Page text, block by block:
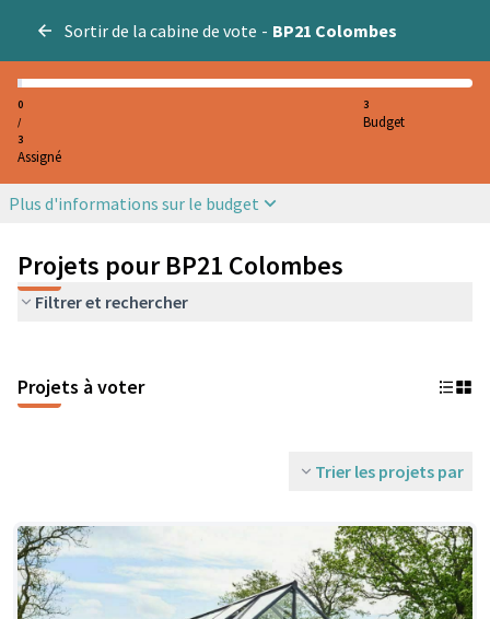
Sortir de la cabine de vote - BP21 Colombes
0
/
3
Assigné
3
Budget
Plus d'informations sur le budget
Projets pour BP21 Colombes
Filtrer et rechercher
Projets à voter
Trier les projets par